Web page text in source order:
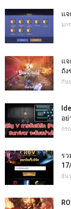
แจ
มก
แ
ถัง
กัน
อย่
กร
รว
ธัน